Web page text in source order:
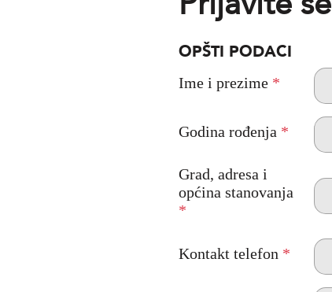
OPŠTI PODACI
Ime i prezime *
Godina rođenja *
Grad, adresa i
općina stanovanja
*
Kontakt telefon *